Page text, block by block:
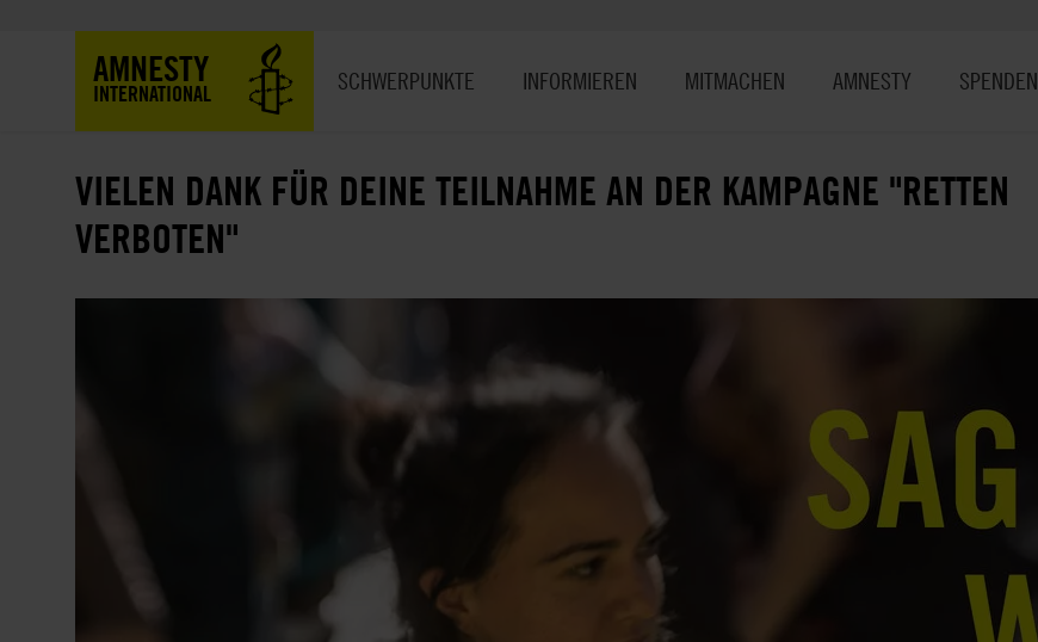
AMNESTY
INTERNATIONAL SCHWERPUNKTE INFORMIEREN MITMACHEN AMNESTY SPENDEN
VIELEN DANK FÜR DEINE TEILNAHME AN DER KAMPAGNE "RETTEN
VERBOTEN"